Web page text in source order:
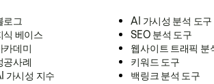
로그
식 베이스
카데미
공사례
가시성 지수
AI 가시성 분석 도구
SEO 분석 도구
웹사이트 트래픽 분
키워드 도구
백링크 분석 도구